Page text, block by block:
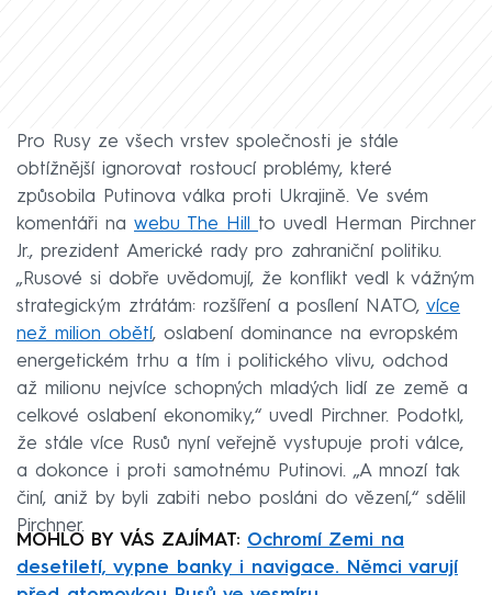
Pro Rusy ze všech vrstev společnosti je stále
obtížnější ignorovat rostoucí problémy, které
způsobila Putinova válka proti Ukrajině. Ve svém
komentáři na webu The Hill to uvedl Herman Pirchner
Jr., prezident Americké rady pro zahraniční politiku.
„Rusové si dobře uvědomují, že konflikt vedl k vážným
strategickým ztrátám: rozšíření a posílení NATO, více
než milion obětí, oslabení dominance na evropském
energetickém trhu a tím i politického vlivu, odchod
až milionu nejvíce schopných mladých lidí ze země a
celkové oslabení ekonomiky,“ uvedl Pirchner. Podotkl,
že stále více Rusů nyní veřejně vystupuje proti válce,
a dokonce i proti samotnému Putinovi. „A mnozí tak
činí, aniž by byli zabiti nebo posláni do vězení,“ sdělil
Pirchner.
MOHLO BY VÁS ZAJÍMAT: Ochromí Zemi na
desetiletí, vypne banky i navigace. Němci varují